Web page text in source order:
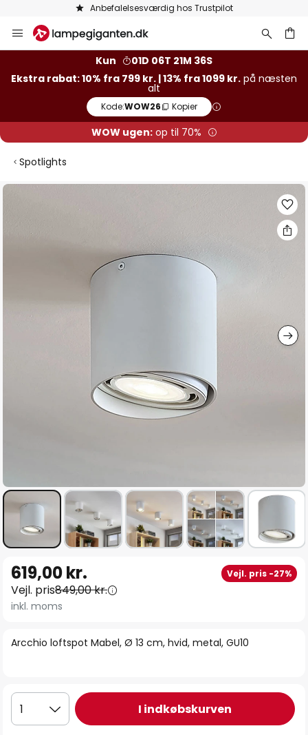
Anbefalelsesværdig hos Trustpilot
to
Kun
01D 06T 21M 35S
Ekstra rabat: 10% fra 799 kr. | 13% fra 1099 kr. på næsten
alt
Kode:WOW26 Kopier
WOW ugen:op til 70%
Spotlights
Gå
starten
af
Arcchio loftspot Mabel, Ø 13 cm, hvid, metal, GU10
619,00 kr. Vejl. pris -27%
Vejl. pris849,00 kr.
inkl. moms
1 I indkøbskurven